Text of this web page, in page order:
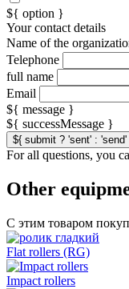
${ option }
Your contact details
Name of the
Telephone
full name
Email
${ message }
${ successMessage }
${ submit ? 'sent' : 'send'
For all questions, you
Other
С этим товаром
Flat rollers (RG)
Impact rollers